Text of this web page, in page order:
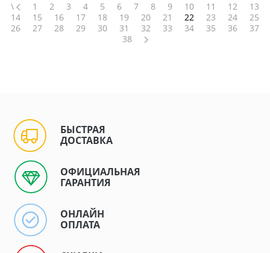
\ 1 2 3 4 5 6 7 8 9 10 11 12
13
14
15 16 17 18 19 20 21 22 23 24
25
26
27 28 29 30 31 32 33 34 35 36
37
38
БЫСТРАЯ
ДОСТАВКА
ОФИЦИАЛЬНАЯ
ГАРАНТИЯ
ОНЛАЙН
ОПЛАТА